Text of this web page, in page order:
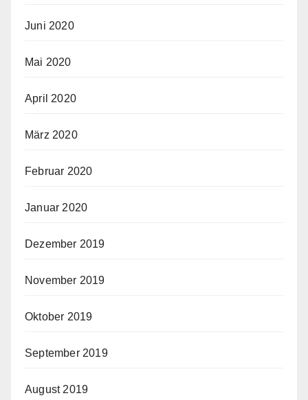
Juni 2020
Mai 2020
April 2020
März 2020
Februar 2020
Januar 2020
Dezember 2019
November 2019
Oktober 2019
September 2019
August 2019